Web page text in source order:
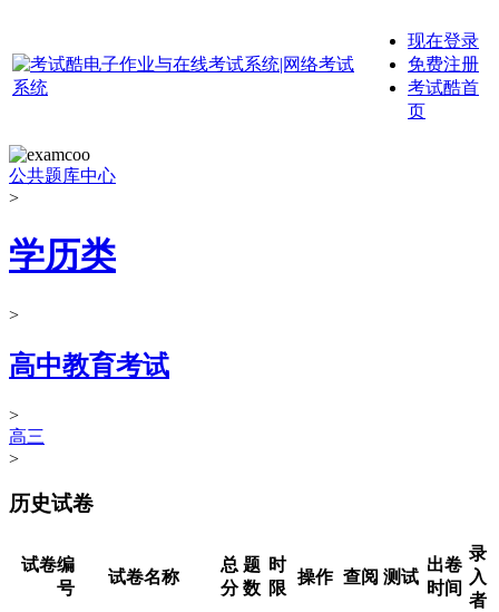
现在登录
免费注册
考试酷首
页
公共题库中心
>
学历类
>
高中教育考试
>
高三
>
历史试卷
试卷编
号
试卷名称
总
分
题
数
时
限
操作 查阅 测试
出卷
时间
录
入
者